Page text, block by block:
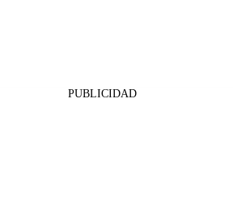
PUBLICIDAD